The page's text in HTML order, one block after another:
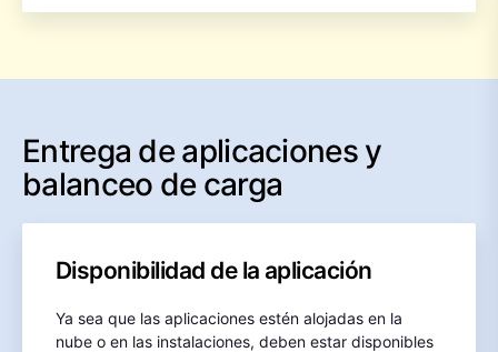
Entrega de aplicaciones y
balanceo de carga
Disponibilidad de la aplicación
Ya sea que las aplicaciones estén alojadas en la
nube o en las instalaciones, deben estar disponibles